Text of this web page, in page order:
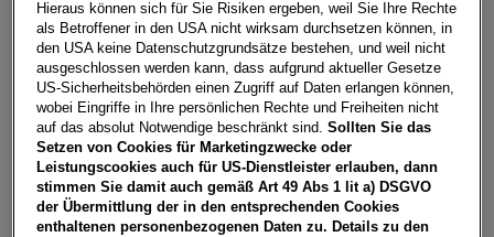
Bei car4me finden Sie online zahlreiche Leasing Angebote,
für jedes Budget. Was die Finanzierung betrifft, können Sie
sich zwischen Leasing und Kredit entscheiden. Bei
Privatkunden ist der grundsätzliche Unterschied, dass beim
Leasing der Leasinggeber der Eigentümer des Fahrzeugs ist,
während es bei Kreditfinanzierung der Kreditnehmer ist.
So kommen Sie zu Ihrem Traum-
Fahrzeug:
Hieraus können sich für Sie Risiken ergeben, weil Sie Ihre Rechte
als Betroffener in den USA nicht wirksam durchsetzen können, in
den USA keine Datenschutzgrundsätze bestehen, und weil nicht
ausgeschlossen werden kann, dass aufgrund aktueller Gesetze
US-Sicherheitsbehörden einen Zugriff auf Daten erlangen können,
wobei Eingriffe in Ihre persönlichen Rechte und Freiheiten nicht
auf das absolut Notwendige beschränkt sind.Sollten Sie das
Setzen von Cookies für Marketingzwecke oder
Leistungscookies auch für US-Dienstleister erlauben, dann
stimmen Sie damit auch gemäß Art 49 Abs 1 lit a) DSGVO
der Übermittlung der in den entsprechenden Cookies
enthaltenen personenbezogenen Daten zu. Details zu den